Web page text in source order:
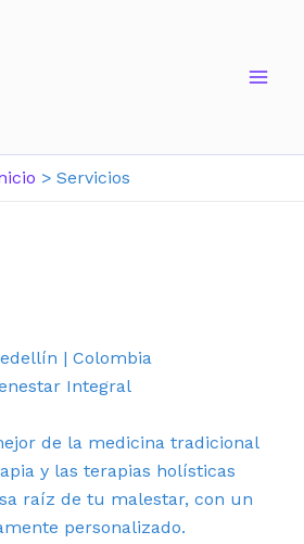
Servicios
| Colombia
Integral
de la medicina tradicional
y las terapias holísticas
raíz de tu malestar, con un
personalizado.